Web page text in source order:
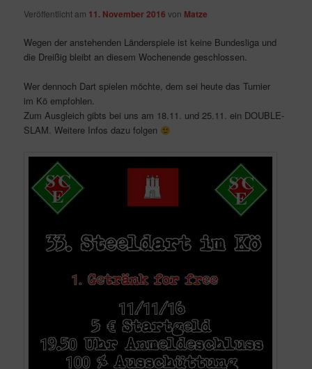
Veröffentlicht am 11. November 2016 von Matze
Wegen der anstehenden Länderspiele ist keine Bundesliga und
die Dreißig bleibt an diesem Wochenende geschlossen.
Wer dennoch Dart spielen möchte, dem sei heute das Turnier
im Kö empfohlen.
Zum Ausgleich gibts bei uns am 18.11. und 25.11. ein DOUBLE-
SLAM. Weitere Infos dazu folgen